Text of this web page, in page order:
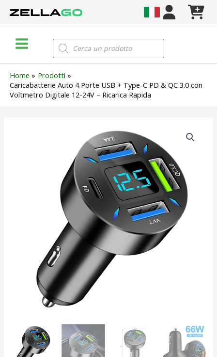
Menu
Products
search
Home
Prodotti
Caricabatterie Auto 4 Porte USB + Type-C PD & QC 3.0 con
Voltmetro Digitale 12-24V – Ricarica Rapida
Voltmetro
Ricarica
Rapida
quantità